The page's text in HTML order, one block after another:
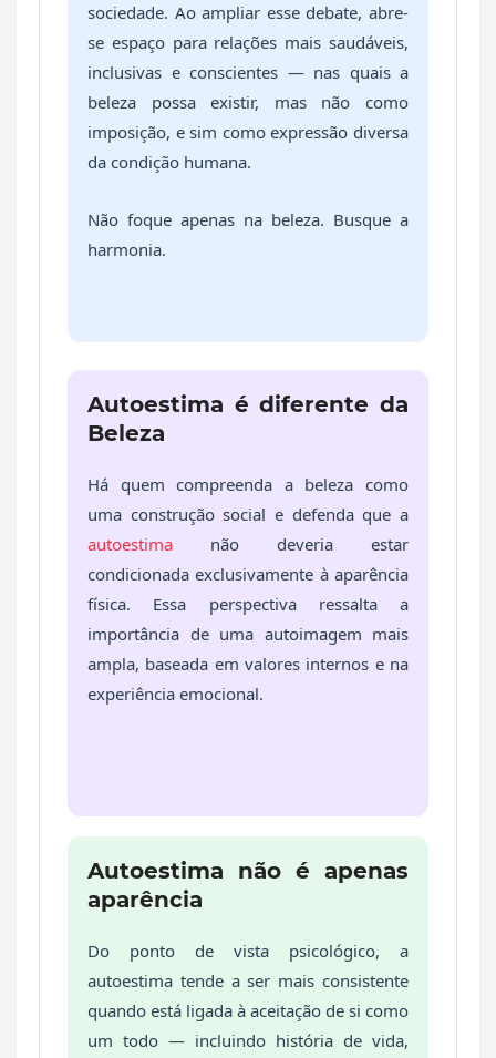
sociedade. Ao ampliar esse debate, abre-
se espaço para relações mais saudáveis,
inclusivas e conscientes — nas quais a
beleza possa existir, mas não como
imposição, e sim como expressão diversa
da condição humana.
Não foque apenas na beleza. Busque a
harmonia.
Autoestima é diferente da
Beleza
Há quem compreenda a beleza como
uma construção social e defenda que a
autoestima não deveria estar
condicionada exclusivamente à aparência
física. Essa perspectiva ressalta a
importância de uma autoimagem mais
ampla, baseada em valores internos e na
experiência emocional.
Autoestima não é apenas
aparência
Do ponto de vista psicológico, a
autoestima tende a ser mais consistente
quando está ligada à aceitação de si como
um todo — incluindo história de vida,